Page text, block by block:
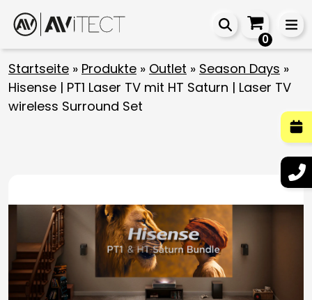
0
Startseite » Produkte » Outlet » Season Days »
Hisense | PT1 Laser TV mit HT Saturn | Laser TV
wireless Surround Set